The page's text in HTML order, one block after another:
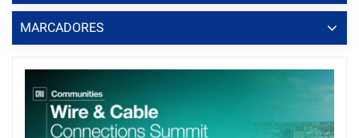
MARCADORES